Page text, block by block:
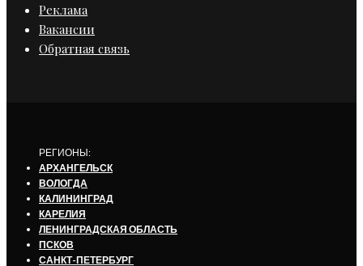
Реклама
Вакансии
Обратная связь
РЕГИОНЫ:
АРХАНГЕЛЬСК
ВОЛОГДА
КАЛИНИНГРАД
КАРЕЛИЯ
ЛЕНИНГРАДСКАЯ ОБЛАСТЬ
ПСКОВ
САНКТ-ПЕТЕРБУРГ